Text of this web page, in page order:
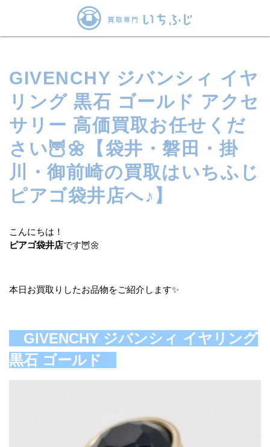
GIVENCHY ジバンシィ イヤ
リング 黒石 ゴールド アクセ
サリー 高価買取お任せくだ
さい🦉🌼【袋井・磐田・掛
川・御前崎の買取はいちふじ
ピアゴ袋井店へ♪】
こんにちは！
ピアゴ袋井店です🦉🌼
本日お買取りしたお品物をご紹介します✨
GIVENCHY ジバンシィ イヤリング
黒石 ゴールド